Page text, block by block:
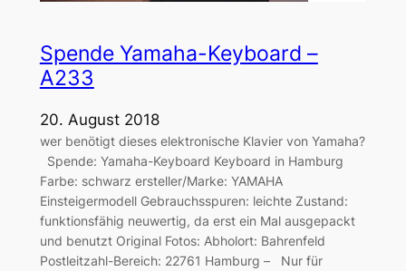
Spende Yamaha-Keyboard –
A233
20. August 2018
wer benötigt dieses elektronische Klavier von Yamaha?
Spende: Yamaha-Keyboard Keyboard in Hamburg
Farbe: schwarz ersteller/Marke: YAMAHA
Einsteigermodell Gebrauchsspuren: leichte Zustand:
funktionsfähig neuwertig, da erst ein Mal ausgepackt
und benutzt Original Fotos: Abholort: Bahrenfeld
Postleitzahl-Bereich: 22761 Hamburg – Nur für